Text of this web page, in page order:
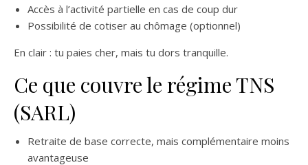
Accès à l’activité partielle en cas de coup dur
Possibilité de cotiser au chômage (optionnel)
En clair : tu paies cher, mais tu dors tranquille.
Ce que couvre le régime TNS
(SARL)
Retraite de base correcte, mais complémentaire moins
avantageuse